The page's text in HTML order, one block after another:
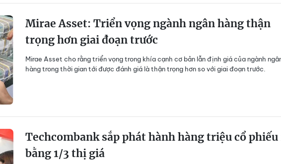
Mirae Asset: Triển vọng ngành ngân hàng thận
trọng hơn giai đoạn trước
Mirae Asset cho rằng triển vọng trong khía cạnh cơ bản lẫn định giá của ngành
hàng trong thời gian tới được đánh giá là thận trọng hơn so với giai đoạn trước.
Techcombank sắp phát hành hàng triệu cổ phiếu
bằng 1/3 thị giá